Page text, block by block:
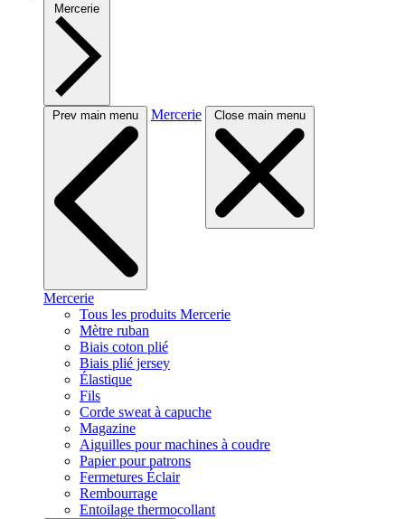
Mercerie
Prev main menu Mercerie Close main menu
Mercerie
Tous les produits Mercerie
Mètre ruban
Biais coton plié
Biais plié jersey
Élastique
Fils
Corde sweat à capuche
Magazine
Aiguilles pour machines à coudre
Papier pour patrons
Fermetures Éclair
Rembourrage
Entoilage thermocollant